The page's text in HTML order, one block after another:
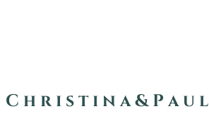
C h r i s t i n a & P a u l